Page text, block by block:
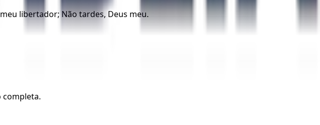
libertador; Não tardes, Deus meu.
completa.